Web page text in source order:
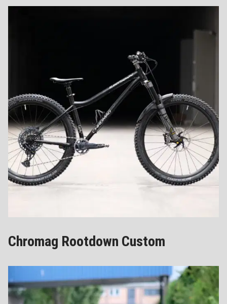
Chromag Rootdown Custom